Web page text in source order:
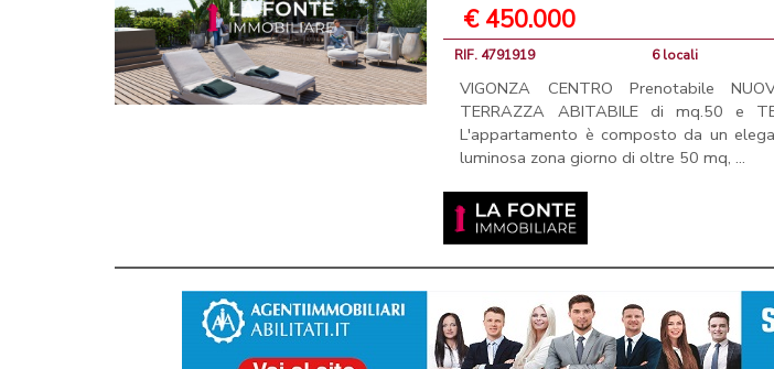
€ 450.000
RIF. 4791919 6 locali
VIGONZA CENTRO Prenotabile
TERRAZZA ABITABILE di mq.50 e
L'appartamento è composto da un
luminosa zona giorno di oltre 50 mq, ...